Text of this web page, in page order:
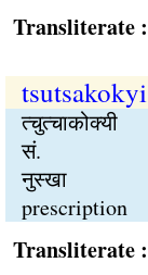
:
tsutsakokyi
त्चुत्चाकोक्यी
सं.
नुस्खा
prescription
: